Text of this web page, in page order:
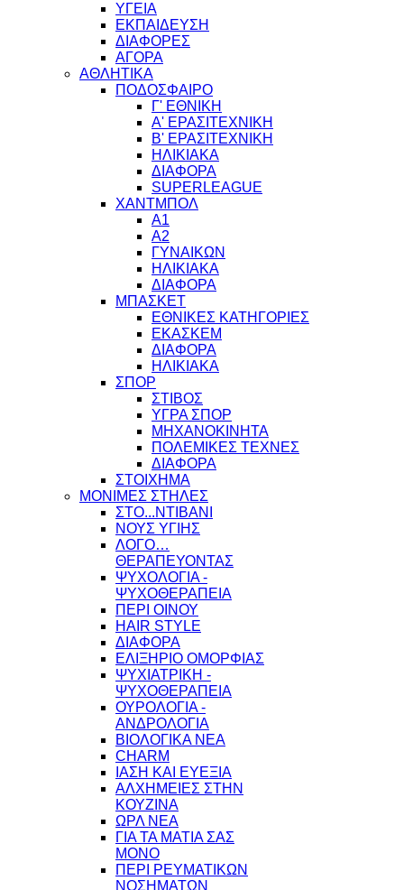
ΥΓΕΙΑ
ΕΚΠΑΙΔΕΥΣΗ
ΔΙΑΦΟΡΕΣ
ΑΓΟΡΑ
ΑΘΛΗΤΙΚΑ
ΠΟΔΟΣΦΑΙΡΟ
Γ' ΕΘΝΙΚΗ
Α' ΕΡΑΣΙΤΕΧΝΙΚΗ
Β' ΕΡΑΣΙΤΕΧΝΙΚΗ
ΗΛΙΚΙΑΚΑ
ΔΙΑΦΟΡΑ
SUPERLEAGUE
ΧΑΝΤΜΠΟΛ
Α1
Α2
ΓΥΝΑΙΚΩΝ
ΗΛΙΚΙΑΚΑ
ΔΙΑΦΟΡΑ
ΜΠΑΣΚΕΤ
ΕΘΝΙΚΕΣ ΚΑΤΗΓΟΡΙΕΣ
ΕΚΑΣΚΕΜ
ΔΙΑΦΟΡΑ
ΗΛΙΚΙΑΚΑ
ΣΠΟΡ
ΣΤΙΒΟΣ
ΥΓΡΑ ΣΠΟΡ
ΜΗΧΑΝΟΚΙΝΗΤΑ
ΠΟΛΕΜΙΚΕΣ ΤΕΧΝΕΣ
ΔΙΑΦΟΡΑ
ΣΤΟΙΧΗΜΑ
ΜΟΝΙΜΕΣ ΣΤΗΛΕΣ
ΣΤΟ...ΝΤΙΒΑΝΙ
ΝΟΥΣ ΥΓΙΗΣ
ΛΟΓΟ…
ΘΕΡΑΠΕΥΟΝΤΑΣ
ΨΥΧΟΛΟΓΙΑ -
ΨΥΧΟΘΕΡΑΠΕΙΑ
ΠΕΡΙ ΟΙΝΟΥ
HAIR STYLE
ΔΙΑΦΟΡΑ
ΕΛΙΞΗΡΙΟ ΟΜΟΡΦΙΑΣ
ΨΥΧΙΑΤΡΙΚΗ -
ΨΥΧΟΘΕΡΑΠΕΙΑ
ΟΥΡΟΛΟΓΙΑ -
ΑΝΔΡΟΛΟΓΙΑ
ΒΙΟΛΟΓΙΚΑ ΝΕΑ
CHARM
ΙΑΣΗ ΚΑΙ ΕΥΕΞΙΑ
ΑΛΧΗΜΕΙΕΣ ΣΤΗΝ
ΚΟΥΖΙΝΑ
ΩΡΛ ΝEA
ΓΙΑ ΤΑ ΜΑΤΙΑ ΣΑΣ
ΜΟΝΟ
ΠΕΡΙ ΡΕΥΜΑΤΙΚΩΝ
ΝΟΣΗΜΑΤΩΝ